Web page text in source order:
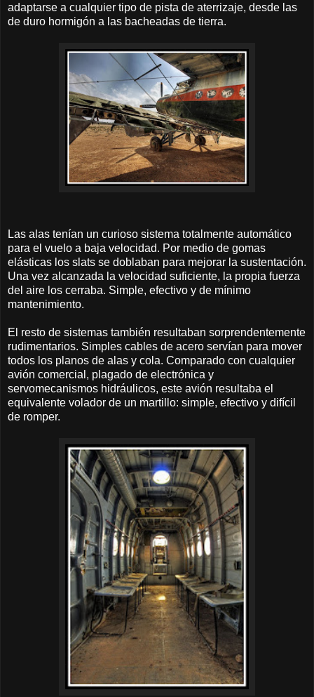
adaptarse a cualquier tipo de pista de aterrizaje, desde las
de duro hormigón a las bacheadas de tierra.
Las alas tenían un curioso sistema totalmente automático
para el vuelo a baja velocidad. Por medio de gomas
elásticas los slats se doblaban para mejorar la sustentación.
Una vez alcanzada la velocidad suficiente, la propia fuerza
del aire los cerraba. Simple, efectivo y de mínimo
mantenimiento.
El resto de sistemas también resultaban sorprendentemente
rudimentarios. Simples cables de acero servían para mover
todos los planos de alas y cola. Comparado con cualquier
avión comercial, plagado de electrónica y
servomecanismos hidráulicos, este avión resultaba el
equivalente volador de un martillo: simple, efectivo y difícil
de romper.